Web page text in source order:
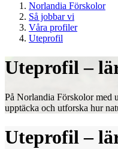
Norlandia Förskolor
Så jobbar vi
Våra profiler
Uteprofil
Uteprofil –
På Norlandia Förskolor med
upptäcka och utforska hur
Uteprofil –